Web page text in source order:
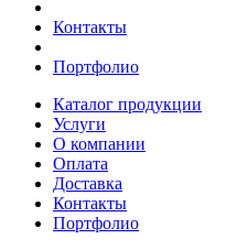
Контакты
Портфолио
Каталог продукции
Услуги
О компании
Оплата
Доставка
Контакты
Портфолио